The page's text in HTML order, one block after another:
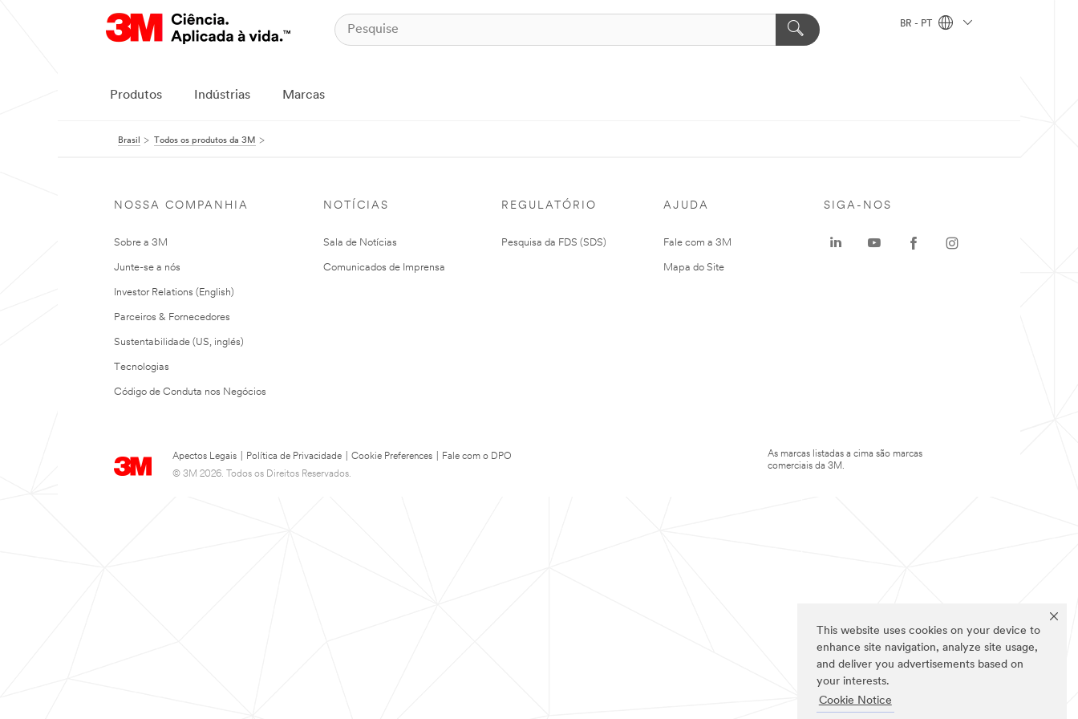
This website uses cookies on your device to
enhance site navigation, analyze site usage,
and deliver you advertisements based on
your interests.
Cookie Notice
BR - PT
Produtos Indústrias Marcas
Brasil Todos os produtos da 3M
NOSSA COMPANHIA
Sobre a 3M
Junte-se a nós
Investor Relations (English)
Parceiros & Fornecedores
Sustentabilidade (US, inglés)
Tecnologias
Código de Conduta nos Negócios
NOTÍCIAS
Sala de Notícias
Comunicados de Imprensa
REGULATÓRIO
Pesquisa da FDS (SDS)
AJUDA
Fale com a 3M
Mapa do Site
Apectos Legais Política de Privacidade Cookie Preferences
Fale com o DPO
© 3M 2026. Todos os Direitos Reservados.
SIGA-NOS
As marcas listadas a cima são marcas
comerciais da 3M.